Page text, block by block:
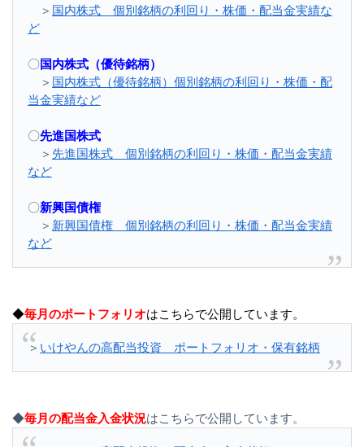
＞ 国内株式 個別銘柄の利回り・株価・配当金実績な
ど
〇国内株式（優待銘柄）
＞ 国内株式（優待銘柄）個別銘柄の利回り・株価・配
当金実績など
〇先進国株式
＞ 先進国株式 個別銘柄の利回り・株価・配当金実績
など
〇新興国債権
＞ 新興国債権 個別銘柄の利回り・株価・配当金実績
など
◆毎月のポートフォリオはこちらで公開しています。
＞ いけやんの高配当投資 ポートフォリオ・保有銘柄
◆毎月の配当金入金状況はこちらで公開しています。